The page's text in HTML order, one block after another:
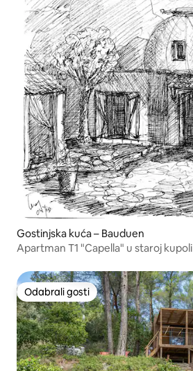
Gostinjska kuća – Bauduen
Apartman T1 "Capella" u staroj kupoli
Odabrali gosti
Odabrali gosti